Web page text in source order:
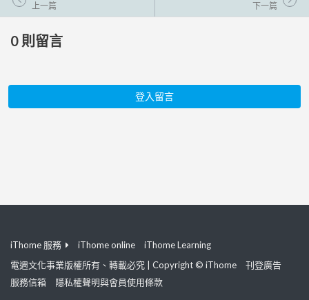
上一篇
下一篇
0 則留言
登入留言
iThome 服務 iThome online
iThome Learning
電週文化事業版權所有、轉載必究 | Copyright © iThome
刊登廣告
服務信箱
隱私權聲明與會員使用條款